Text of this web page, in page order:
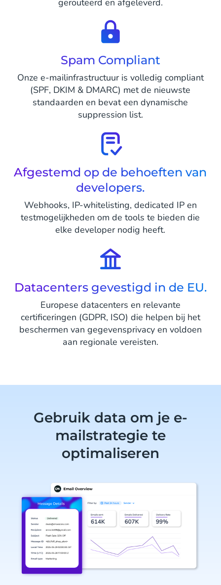
gerouteerd en afgeleverd.
Spam Compliant
Onze e-mailinfrastructuur is volledig compliant
(SPF, DKIM & DMARC) met de nieuwste
standaarden en bevat een dynamische
suppression list.
Afgestemd op de behoeften van
developers.
Webhooks, IP-whitelisting, dedicated IP en
testmogelijkheden om de tools te bieden die
elke developer nodig heeft.
Datacenters gevestigd in de EU.
Europese datacenters en relevante
certificeringen (GDPR, ISO) die helpen bij het
beschermen van gegevensprivacy en voldoen
aan regionale vereisten.
Gebruik data om je e-
mailstrategie te
optimaliseren